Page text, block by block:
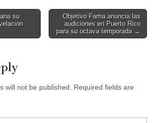
su
Objetivo Fama anuncia las
audiciones en Puerto Rico
para su octava temporada →
will not be published.
Required fields are